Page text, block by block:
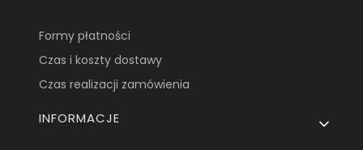
Formy płatności
Czas i koszty dostawy
Czas realizacji zamówienia
INFORMACJE